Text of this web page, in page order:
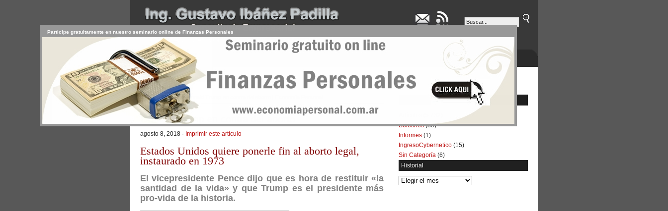
INICIO SERVICIOS BOLETINES NEGOCIOS
CONTACTO USUARIO
>Inicio/Artículos / Donald Trump en contra del aborto | Economía Personal
Donald Trump en contra del aborto
agosto 8, 2018 · Imprimir este artículo
Estados Unidos quiere ponerle fin al aborto legal,
instaurado en 1973
El vicepresidente Pence dijo que es hora de restituir «la
santidad de la vida» y que Trump es el presidente más
pro-vida de la historia.
Participe gratuitamente en nuestro seminario online de Finanzas Personales
Boletines(39)
Informes (1)
IngresoCybernetico (15)
Sin Categoría (6)
Historial
Historial